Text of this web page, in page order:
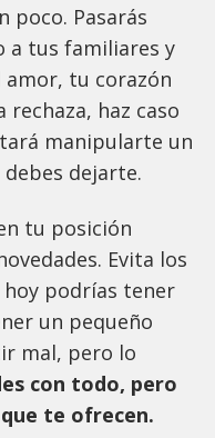
poco. Pasarás
a tus familiares y
amor, tu corazón
rechaza, haz caso
manipularte un
dejarte.
tu posición
Evita los
podrías tener
un pequeño
mal, pero lo
con todo, pero
te ofrecen.